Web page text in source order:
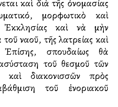
καὶ διὰ τῆς ὀνομασίας
μορφωτικὸ καὶ
Ἐκκλησίας καὶ νὰ μὴν
τοῦ ναοῦ, τῆς λατρείας καὶ
Ἐπίσης, σπουδαίως θὰ
τοῦ θεσμοῦ τῶν
καὶ διακονισσῶν πρὸς
τοῦ ἐνοριακοῦ